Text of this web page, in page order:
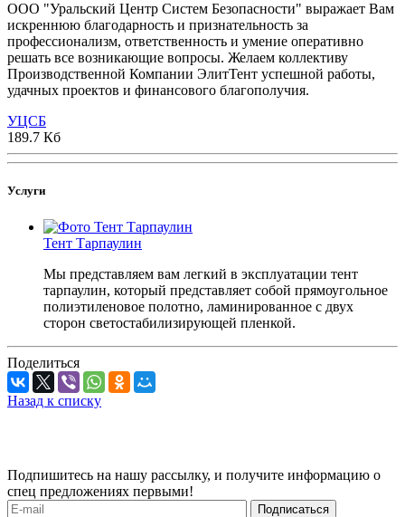
ООО "Уральский Центр Систем Безопасности" выражает Вам
искреннюю благодарность и признательность за
профессионализм, ответственность и умение оперативно
решать все возникающие вопросы. Желаем коллективу
Производственной Компании ЭлитТент успешной работы,
удачных проектов и финансового благополучия.
УЦСБ
189.7 Кб
Услуги
Тент Тарпаулин
Мы представляем вам легкий в эксплуатации тент
тарпаулин, который представляет собой прямоугольное
полиэтиленовое полотно, ламинированное с двух
сторон светостабилизирующей пленкой.
Поделиться
Назад к списку
Подпишитесь на нашу рассылку, и получите информацию о
спец предложениях первыми!